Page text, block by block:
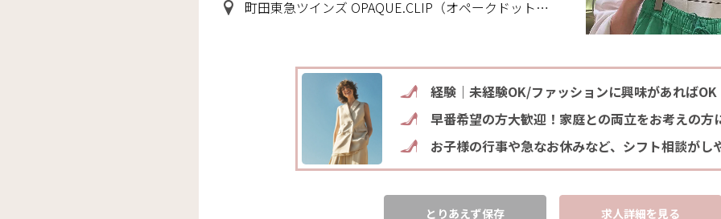
町田東急ツインズ OPAQUE.CLIP（オペークドットクリップ）(東京都 町田市)
経験｜未経験OK/ファッションに興味があればOK
早番希望の方大歓迎！家庭との両立をお考えの
お子様の行事や急なお休みなど、シフト相談がし
とりあえず保存 求人詳細を見る